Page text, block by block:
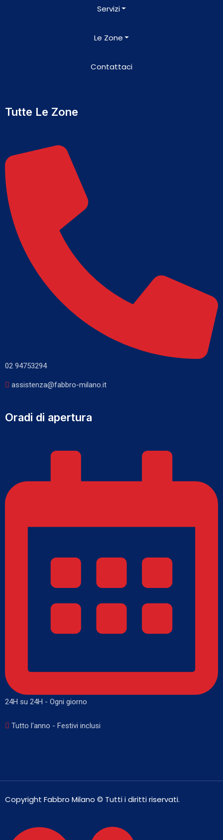
Servizi
Le Zone
Contattaci
Tutte Le Zone
02 94753294
assistenza@fabbro-milano.it
Oradi di apertura
24H su 24H - Ogni giorno
Tutto l'anno - Festivi inclusi
Copyright Fabbro Milano © Tutti i diritti riservati.